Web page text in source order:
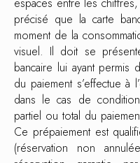
précisé que la carte
moment de la
visuel. Il doit se
bancaire lui ayant permis
du paiement s’effectue à
dans le cas de
partiel ou total du
Ce prépaiement est
(réservation non